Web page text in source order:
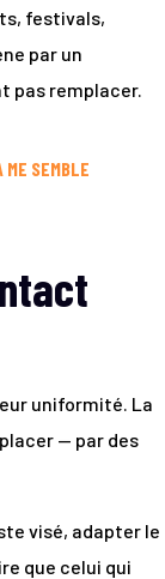
festivals,
par un
pas remplacer.
SEMBLE
uniformité. La
— par des
visé, adapter le
que celui qui